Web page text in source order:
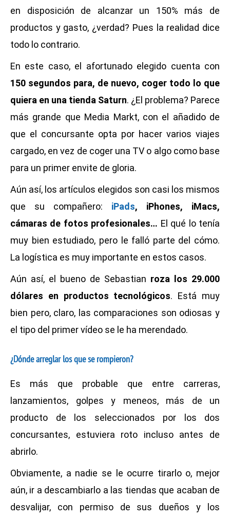
en disposición de alcanzar un 150% más de
productos y gasto, ¿verdad? Pues la realidad dice
todo lo contrario.
En este caso, el afortunado elegido cuenta con
150 segundos para, de nuevo, coger todo lo que
quiera en una tienda Saturn. ¿El problema? Parece
más grande que Media Markt, con el añadido de
que el concursante opta por hacer varios viajes
cargado, en vez de coger una TV o algo como base
para un primer envite de gloria.
Aún así, los artículos elegidos son casi los mismos
que su compañero: iPads, iPhones, iMacs,
cámaras de fotos profesionales… El qué lo tenía
muy bien estudiado, pero le falló parte del cómo.
La logística es muy importante en estos casos.
Aún así, el bueno de Sebastian roza los 29.000
dólares en productos tecnológicos. Está muy
bien pero, claro, las comparaciones son odiosas y
el tipo del primer vídeo se le ha merendado.
¿Dónde arreglar los que se rompieron?
Es más que probable que entre carreras,
lanzamientos, golpes y meneos, más de un
producto de los seleccionados por los dos
concursantes, estuviera roto incluso antes de
abrirlo.
Obviamente, a nadie se le ocurre tirarlo o, mejor
aún, ir a descambiarlo a las tiendas que acaban de
desvalijar, con permiso de sus dueños y los